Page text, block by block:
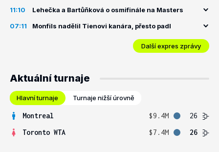
11:10 Lehečka a Bartůňková o osmifinále na Masters
07:11 Monfils nadělil Tienovi kanára, přesto padl
Další expres zprávy
Aktuální turnaje
Hlavní turnaje Turnaje nižší úrovně
Montreal $9.4M
26
Toronto WTA
$7.4M 26